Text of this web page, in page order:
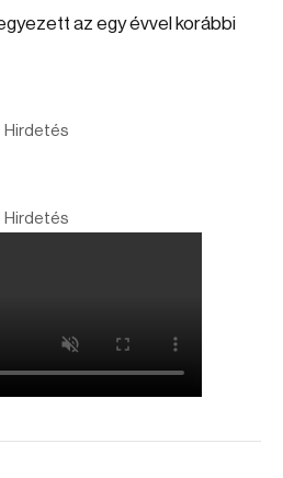
az egy évvel korábbi
Hirdetés
Hirdetés